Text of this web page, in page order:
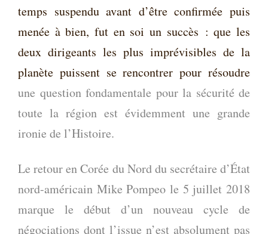
temps suspendu avant d’être confirmée puis
menée à bien, fut en soi un succès : que les
deux dirigeants les plus imprévisibles de la
planète puissent se rencontrer pour résoudre
une question fondamentale pour la sécurité de
toute la région est évidemment une grande
ironie de l’Histoire.
Le retour en Corée du Nord du secrétaire d’État
nord-américain Mike Pompeo le 5 juillet 2018
marque le début d’un nouveau cycle de
négociations dont l’issue n’est absolument pas